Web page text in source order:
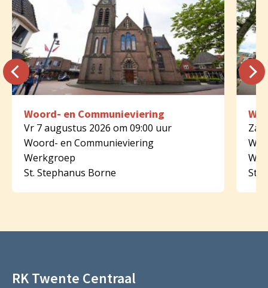
Woord- en Communieviering
Vr 7 augustus 2026 om 09:00 uur
Woord- en Communieviering
Werkgroep
St. Stephanus Borne
Za
St.
RK Twente Centraal